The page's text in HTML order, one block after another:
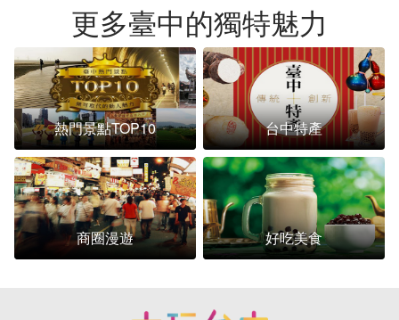
更多臺中的獨特魅力
熱門景點TOP10 台中特產
商圈漫遊 好吃美食